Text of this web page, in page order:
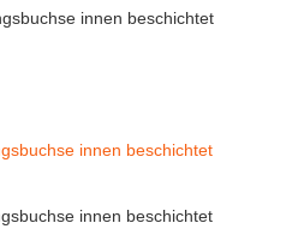
innen beschichtet
innen beschichtet